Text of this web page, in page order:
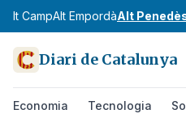
Alt CampAlt EmpordàAlt
Diari de Catalunya
Economia Tecnologia